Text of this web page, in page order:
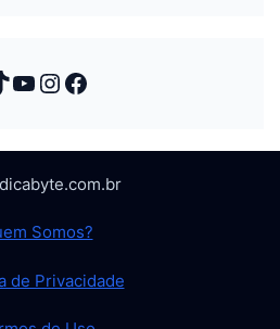
Youtube
Instagram
Facebook
Somos?
de Privacidade